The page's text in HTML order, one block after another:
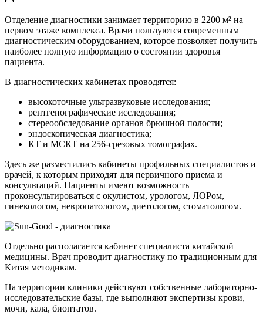
Отделение диагностики занимает территорию в 2200 м² на
первом этаже комплекса. Врачи пользуются современным
диагностическим оборудованием, которое позволяет получить
наиболее полную информацию о состоянии здоровья
пациента.
В диагностических кабинетах проводятся:
высокоточные ультразвуковые исследования;
рентгенографические исследования;
стереообследование органов брюшной полости;
эндоскопическая диагностика;
КТ и МСКТ на 256-срезовых томографах.
Здесь же разместились кабинеты профильных специалистов и
врачей, к которым приходят для первичного приема и
консультаций. Пациенты имеют возможность
проконсультироваться с окулистом, урологом, ЛОРом,
гинекологом, невропатологом, диетологом, стоматологом.
Отдельно располагается кабинет специалиста китайской
медицины. Врач проводит диагностику по традиционным для
Китая методикам.
На территории клиники действуют собственные лабораторно-
исследовательские базы, где выполняют экспертизы крови,
мочи, кала, биоптатов.